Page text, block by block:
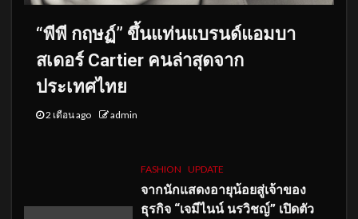
“พีพี กฤษฏ์” ขึ้นแท่นแบรนด์แอมบา
สเดอร์ Cartier คนล่าสุดจาก
ประเทศไทย
2 เดือน ago admin
FASHION UPDATE
จากนักแสดงอายุน้อยสู่เจ้าของ
ธุรกิจ “เจมีไนน์ นรวิชญ์” เปิดตัว